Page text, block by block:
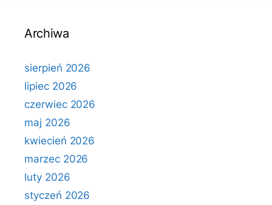
Archiwa
sierpień 2026
lipiec 2026
czerwiec 2026
maj 2026
kwiecień 2026
marzec 2026
luty 2026
styczeń 2026